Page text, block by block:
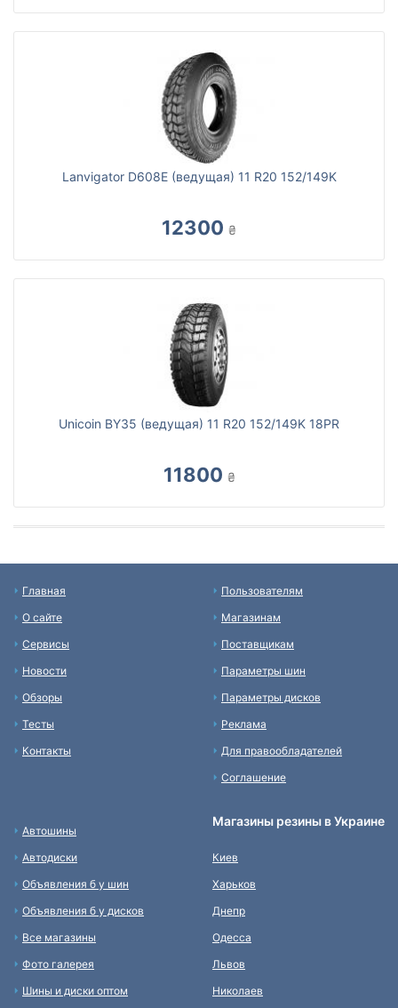
Lanvigator D608E (ведущая) 11 R20 152/149K
12300 ₴
Unicoin BY35 (ведущая) 11 R20 152/149K 18PR
11800 ₴
Главная
О сайте
Сервисы
Новости
Обзоры
Тесты
Контакты
Пользователям
Магазинам
Поставщикам
Параметры шин
Параметры дисков
Реклама
Для правообладателей
Соглашение
Автошины
Автодиски
Объявления б у шин
Объявления б у дисков
Все магазины
Фото галерея
Шины и диски оптом
Магазины резины в Украине
Киев
Харьков
Днепр
Одесса
Львов
Николаев